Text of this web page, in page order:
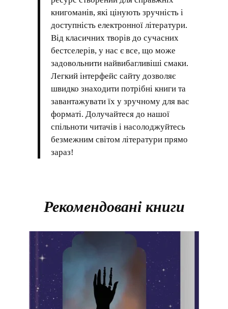
книгоманів, які цінують зручність і
доступність електронної літератури.
Від класичних творів до сучасних
бестселерів, у нас є все, що може
задовольнити найвибагливіші смаки.
Легкий інтерфейс сайту дозволяє
швидко знаходити потрібні книги та
завантажувати їх у зручному для вас
форматі. Долучайтеся до нашої
спільноти читачів і насолоджуйтесь
безмежним світом літератури прямо
зараз!
Рекомендовані книги